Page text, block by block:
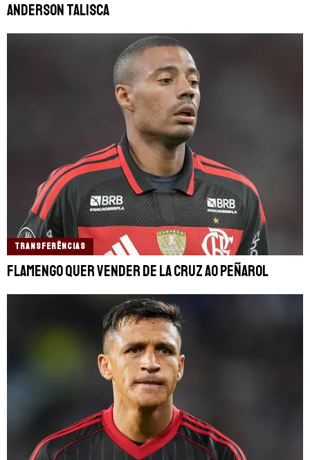
Anderson Talisca
TRANSFERÊNCIAS
Flamengo quer vender De La Cruz ao Peñarol